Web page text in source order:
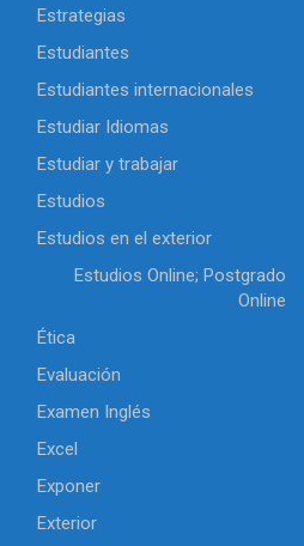
Estrategias
Estudiantes
Estudiantes internacionales
Estudiar Idiomas
Estudiar y trabajar
Estudios
Estudios en el exterior
Estudios Online; Postgrado
Online
Ética
Evaluación
Examen Inglés
Excel
Exponer
Exterior